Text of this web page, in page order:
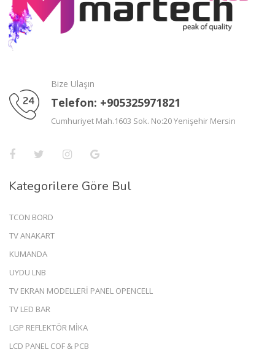
Bize Ulaşın
Telefon: +905325971821
Cumhuriyet Mah.1603 Sok. No:20 Yenişehir Mersin
Kategorilere Göre Bul
TCON BORD
TV ANAKART
KUMANDA
UYDU LNB
TV EKRAN MODELLERİ PANEL OPENCELL
TV LED BAR
LGP REFLEKTÖR MİKA
LCD PANEL COF & PCB